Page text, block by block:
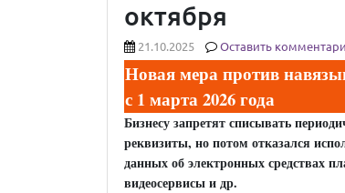
октября
21.10.2025 Оставить
Новая мера против
с 1 марта 2026 года
Бизнесу запретят списывать
реквизиты, но потом отказался
данных об электронных средствах
видеосервисы и др.